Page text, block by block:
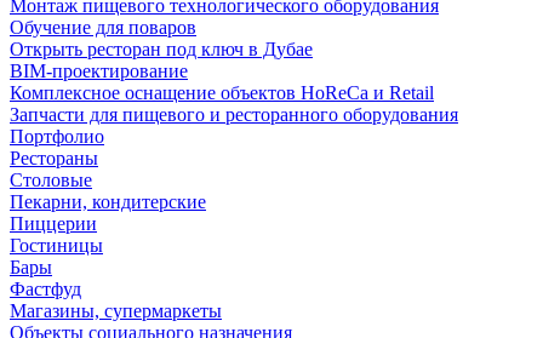
Монтаж пищевого технологического оборудования
Обучение для поваров
Открыть ресторан под ключ в Дубае
BIM-проектирование
Комплексное оснащение объектов HoReCa и Retail
Запчасти для пищевого и ресторанного оборудования
Портфолио
Рестораны
Столовые
Пекарни, кондитерские
Пиццерии
Гостиницы
Бары
Фастфуд
Магазины, супермаркеты
Объекты социального назначения